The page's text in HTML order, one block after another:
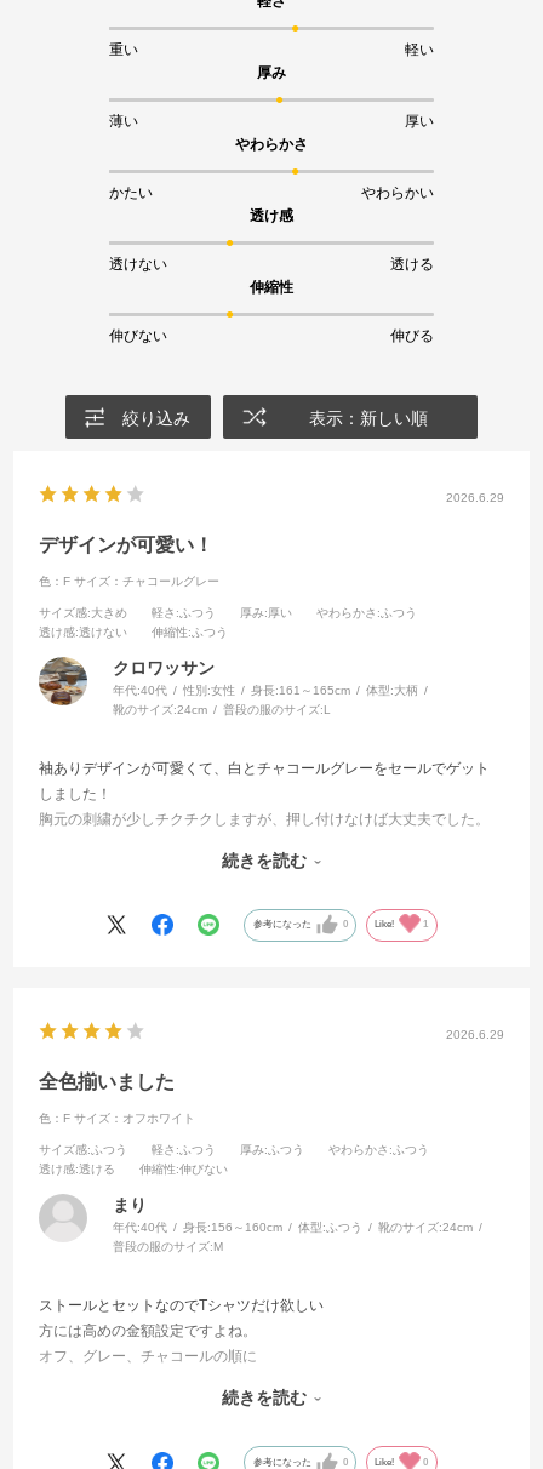
重い
軽い
厚み
薄い
厚い
やわらかさ
かたい
やわらかい
透け感
透けない
透ける
伸縮性
伸びない 伸びる
絞り込み 表示：新しい順
2026.6.29
デザインが可愛い！
色：F サイズ：チャコールグレー
サイズ感:大きめ 軽さ :ふつう 厚み:厚い やわらかさ :ふつう
透け感:透けない 伸縮性:ふつう
クロワッサン
年代:40代 性別:女性 身長:161～165cm 体型:大柄
靴のサイズ:24cm 普段の服のサイズ:L
袖ありデザインが可愛くて、白とチャコールグレーをセールでゲット
しました！
胸元の刺繍が少しチクチクしますが、押し付けなけば大丈夫でした。
当にパーフェクトです。しかもストール付き！腰に巻いたり色々使え
続きを読む
参考になった 0 Like! 1
2026.6.29
全色揃いました
色：F サイズ：オフホワイト
サイズ感:ふつう 軽さ :ふつう 厚み:ふつう やわらかさ :ふつう
透け感:透ける 伸縮性:伸びない
まり
年代:40代 身長:156～160cm 体型:ふつう 靴のサイズ:24cm
普段の服のサイズ:M
ストールとセットなのでTシャツだけ欲しい
方には高めの金額設定ですよね。
オフ、グレー、チャコールの順に
キャミワンピと相性良いです。
カットワークのおかげで涼しく着用出来ます。
続きを読む
参考になった 0 Like! 0